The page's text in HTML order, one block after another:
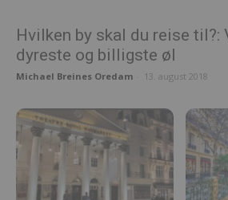
Hvilken by skal du reise til?:
dyreste og billigste øl
Michael Breines Oredam 13. august 2018